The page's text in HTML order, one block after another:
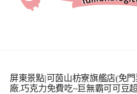
屏東景點|可茵山枋寮旗艦店(免
廠.巧克力免費吃~巨無霸可可豆